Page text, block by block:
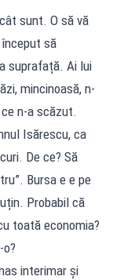
sunt. O să vă
să
suprafață. Ai lui
mincinoasă, n-
n-a scăzut.
Isărescu, ca
De ce? Să
Bursa e e pe
Probabil că
toată economia?
interimar și